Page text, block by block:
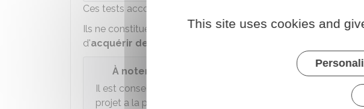
Ces tests accompagnent la réflexion du porteur de projet.
Ils ne constituent pas des réponses définitives sans
d'acquérir de nouvelles compétences
À noter
Il est conseillé, dans la mesure du possible, d'
anticiper les
projet a la possibilité de constituer une
réserve financière,
This site uses cookies and